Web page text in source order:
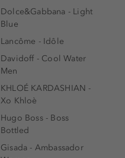
Dolce&Gabbana - Light
Blue
Lancôme - Idôle
Davidoff - Cool Water
Men
KHLOÉ KARDASHIAN -
Xo Khloè
Hugo Boss - Boss
Bottled
Gisada - Ambassador